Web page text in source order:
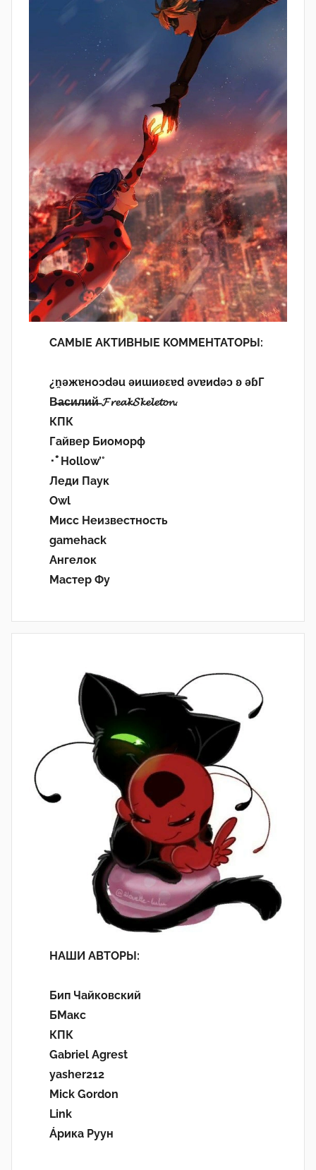
САМЫЕ АКТИВНЫЕ КОММЕНТАТОРЫ:
¿n̯ǝжɐноɔdǝu ǝиɯиʚεɐd ǝvɐиdǝɔ ʚ ǝɓГ
В̶а̶с̶и̶л̶и̶й̶ 𝓕𝓻𝓮𝓪𝓴𝓢𝓴𝓮𝓵𝓮𝓽𝓸𝓷.
КПК
Гайвер Биоморф
･ﾟHollow’°
Леди Паук
Owl
Мисс Неизвестность
gamehack
Ангелок
Мастер Фу
НАШИ АВТОРЫ:
Бип Чайковский
БМакс
КПК
Gabriel Agrest
yasher212
Mick Gordon
Link
Áрика Руун